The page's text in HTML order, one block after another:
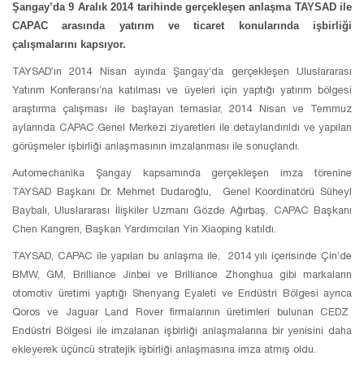
Şangay’da 9 Aralık 2014 tarihinde gerçekleşen anlaşma TAYSAD ile
CAPAC arasında yatırım ve ticaret konularında işbirliği
çalışmalarını kapsıyor.
TAYSAD’ın 2014 Nisan ayında Şangay’da gerçekleşen Uluslararası
Yatırım Konferansı’na katılması ve üyeleri için yaptığı yatırım bölgesi
araştırma çalışması ile başlayan temaslar, 2014 Nisan ve Temmuz
aylarında CAPAC Genel Merkezi ziyaretleri ile detaylandırıldı ve yapılan
görüşmeler işbirliği anlaşmasının imzalanması ile sonuçlandı.
Automechanika Şangay kapsamında gerçekleşen imza törenine
TAYSAD Başkanı Dr. Mehmet Dudaroğlu, Genel Koordinatörü Süheyl
Baybalı, Uluslararası İlişkiler Uzmanı Gözde Ağırbaş, CAPAC Başkanı
Chen Kangren, Başkan Yardımcıları Yin Xiaoping katıldı.
TAYSAD, CAPAC ile yapılan bu anlaşma ile, 2014 yılı içerisinde Çin’de
BMW, GM, Brilliance Jinbei ve Brilliance Zhonghua gibi markaların
otomotiv üretimi yaptığı Shenyang Eyaleti ve Endüstri Bölgesi ayrıca
Qoros ve Jaguar Land Rover firmalarının üretimleri bulunan CEDZ
Endüstri Bölgesi ile imzalanan işbirliği anlaşmalarına bir yenisini daha
ekleyerek üçüncü stratejik işbirliği anlaşmasına imza atmış oldu.